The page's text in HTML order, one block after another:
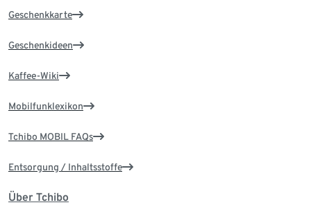
Geschenkkarte
Geschenkideen
Kaffee-Wiki
Mobilfunklexikon
Tchibo MOBIL FAQs
Entsorgung / Inhaltsstoffe
Über Tchibo